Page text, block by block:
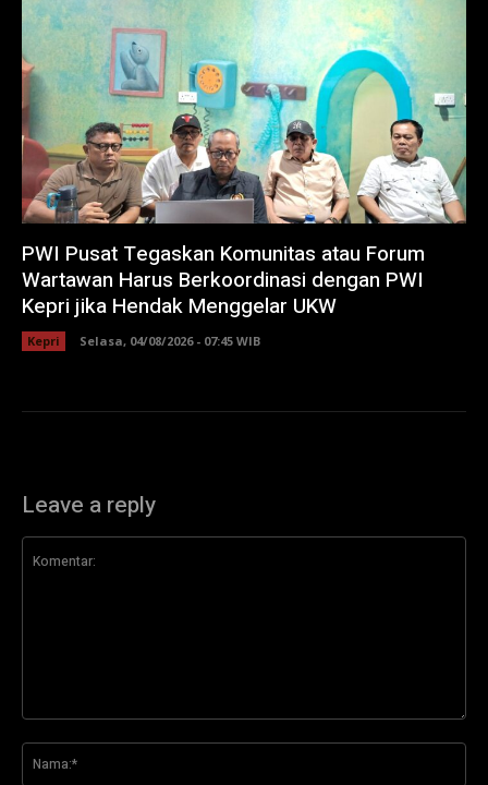
PWI Pusat Tegaskan Komunitas atau Forum
Wartawan Harus Berkoordinasi dengan PWI
Kepri jika Hendak Menggelar UKW
Kepri Selasa, 04/08/2026 - 07:45 WIB
Leave a reply